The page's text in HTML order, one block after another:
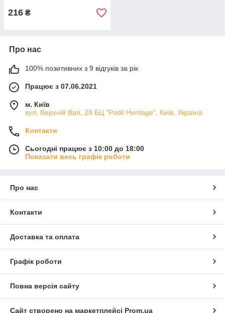
216 ₴
Про нас
100% позитивних з 9 відгуків за рік
Працює з 07.06.2021
м. Київ
вул. Верхній Вал, 28 БЦ "Podil Heritage", Київ, Україна
Контакти
Сьогодні працює з 10:00 до 18:00
Показати весь графік роботи
Про нас
Контакти
Доставка та оплата
Графік роботи
Повна версія сайту
Сайт створено на маркетплейсі Prom.ua